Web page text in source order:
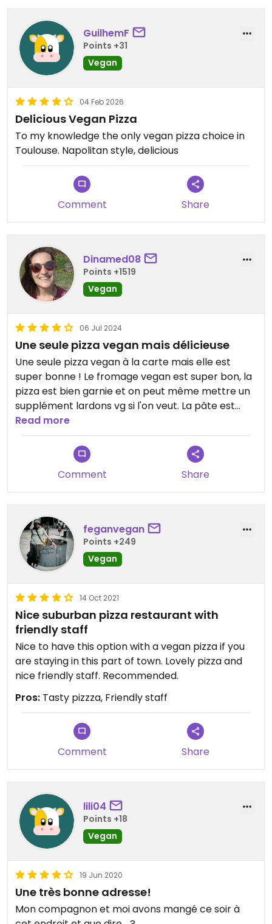
GuilhemF
Points +31
Vegan
04 Feb 2026
Delicious Vegan Pizza
To my knowledge the only vegan pizza choice in
Toulouse. Napolitan style, delicious
Comment Share
Dinamed08
Points +1519
Vegan
06 Jul 2024
Une seule pizza vegan mais délicieuse
Une seule pizza vegan à la carte mais elle est
super bonne ! Le fromage vegan est super bon, la
pizza est bien garnie et on peut même mettre un
supplément lardons vg si l'on veut. La pâte est
également moelleuse. Prix de 10.5 pour la pizza ce
qui reste correct.
Read more
Comment Share
feganvegan
Points +249
Vegan
14 Oct 2021
Nice suburban pizza restaurant with
friendly staff
Nice to have this option with a vegan pizza if you
are staying in this part of town. Lovely pizza and
nice friendly staff. Recommended.
Pros: Tasty pizzza, Friendly staff
Comment Share
lili04
Points +18
Vegan
19 Jun 2020
Une très bonne adresse!
Mon compagnon et moi avons mangé ce soir à